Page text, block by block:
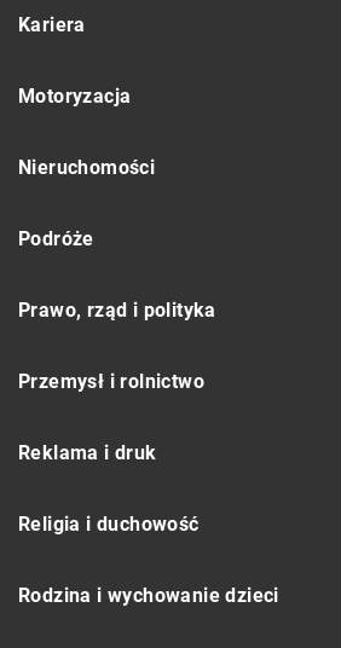
Kariera
Motoryzacja
Nieruchomości
Podróże
Prawo, rząd i polityka
Przemysł i rolnictwo
Reklama i druk
Religia i duchowość
Rodzina i wychowanie dzieci